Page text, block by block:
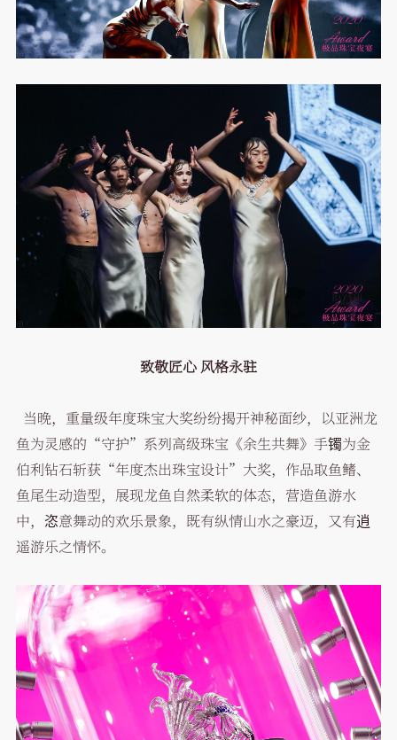
致敬匠心 风格永驻
当晚，重量级年度珠宝大奖纷纷揭开神秘面纱，以亚洲龙
鱼为灵感的“守护”系列高级珠宝《余生共舞》手镯为金
伯利钻石斩获“年度杰出珠宝设计”大奖，作品取鱼鳍、
鱼尾生动造型，展现龙鱼自然柔软的体态，营造鱼游水
中，恣意舞动的欢乐景象，既有纵情山水之豪迈，又有逍
遥游乐之情怀。